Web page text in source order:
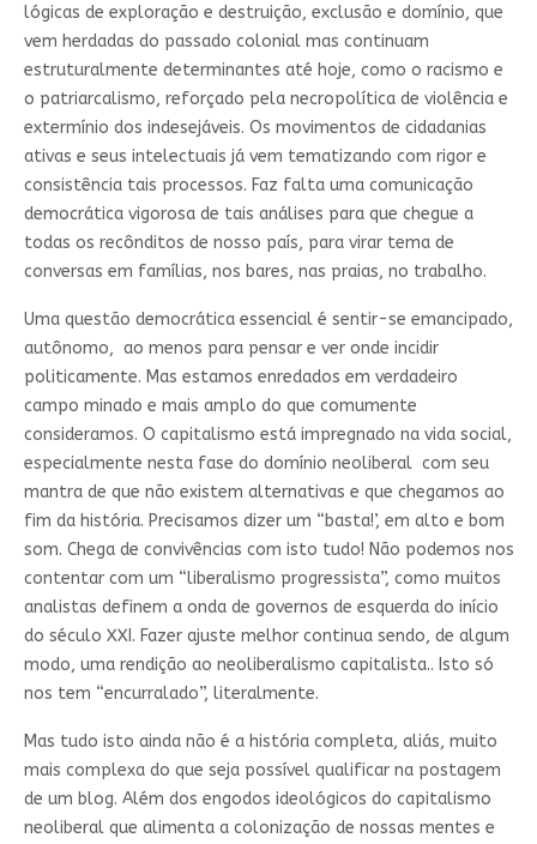
lógicas de exploração e destruição, exclusão e domínio, que
vem herdadas do passado colonial mas continuam
estruturalmente determinantes até hoje, como o racismo e
o patriarcalismo, reforçado pela necropolítica de violência e
extermínio dos indesejáveis. Os movimentos de cidadanias
ativas e seus intelectuais já vem tematizando com rigor e
consistência tais processos. Faz falta uma comunicação
democrática vigorosa de tais análises para que chegue a
todas os recônditos de nosso país, para virar tema de
conversas em famílias, nos bares, nas praias, no trabalho.
Uma questão democrática essencial é sentir-se emancipado,
autônomo, ao menos para pensar e ver onde incidir
politicamente. Mas estamos enredados em verdadeiro
campo minado e mais amplo do que comumente
consideramos. O capitalismo está impregnado na vida social,
especialmente nesta fase do domínio neoliberal com seu
mantra de que não existem alternativas e que chegamos ao
fim da história. Precisamos dizer um “basta!’, em alto e bom
som. Chega de convivências com isto tudo! Não podemos nos
contentar com um “liberalismo progressista”, como muitos
analistas definem a onda de governos de esquerda do início
do século XXI. Fazer ajuste melhor continua sendo, de algum
modo, uma rendição ao neoliberalismo capitalista.. Isto só
nos tem “encurralado”, literalmente.
Mas tudo isto ainda não é a história completa, aliás, muito
mais complexa do que seja possível qualificar na postagem
de um blog. Além dos engodos ideológicos do capitalismo
neoliberal que alimenta a colonização de nossas mentes e